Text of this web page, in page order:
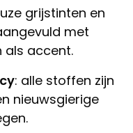
grijstinten en
met
als accent.
: alle stoffen zijn
nieuwsgierige